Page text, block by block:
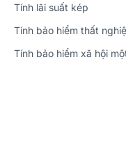
Tính lãi suất kép
Tính bảo hiểm thất
Tính bảo hiểm xã hội